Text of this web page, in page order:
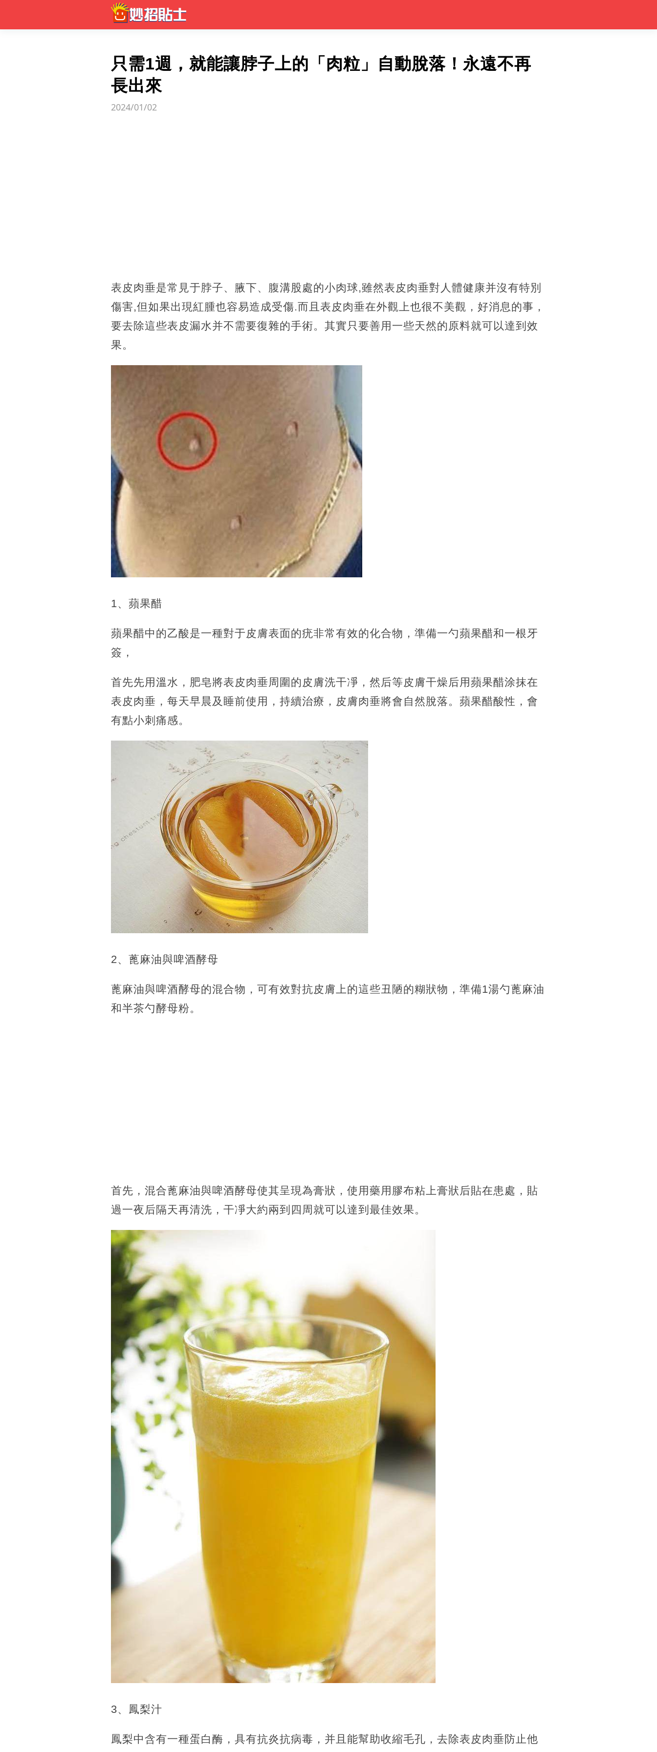
只需1週，就能讓脖子上的「肉粒」自動脫落！永遠不再
長出來
2024/01/02
表皮肉垂是常見于脖子、腋下、腹溝股處的小肉球,雖然表皮肉垂對人體健康并沒有特別
傷害,但如果出現紅腫也容易造成受傷.而且表皮肉垂在外觀上也很不美觀，好消息的事，
要去除這些表皮漏水并不需要復雜的手術。其實只要善用一些天然的原料就可以達到效
果。
1、蘋果醋
蘋果醋中的乙酸是一種對于皮膚表面的疣非常有效的化合物，準備一勺蘋果醋和一根牙
簽，
首先先用溫水，肥皂將表皮肉垂周圍的皮膚洗干凈，然后等皮膚干燥后用蘋果醋涂抹在
表皮肉垂， 每天早晨及睡前使用，持續治療，皮膚肉垂將會自然脫落。蘋果醋酸性，會
有點小刺痛感。
2、蓖麻油與啤酒酵母
蓖麻油與啤酒酵母的混合物，可有效對抗皮膚上的這些丑陋的糊狀物，準備1湯勺蓖麻油
和半茶勺酵母粉。
首先，混合蓖麻油與啤酒酵母使其呈現為膏狀，使用藥用膠布粘上膏狀后貼在患處，貼
過一夜后隔天再清洗，干凈大約兩到四周就可以達到最佳效果。
3、鳳梨汁
鳳梨中含有一種蛋白酶，具有抗炎抗病毒，并且能幫助收縮毛孔，去除表皮肉垂防止他